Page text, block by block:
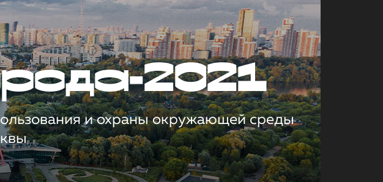
2021
и охраны окружающей среды